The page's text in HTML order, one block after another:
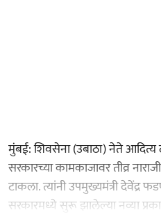
मुंबई: शिवसेना (उबाठा) नेते
सरकारच्या कामकाजावर तीव्र
टाकला. त्यांनी उपमुख्यमंत्री देवेंद्र
सरकारमध्ये सुरू झालेल्या नव्या